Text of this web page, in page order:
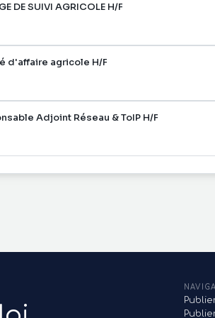
DE SUIVI AGRICOLE H/F
d'affaire agricole H/F
Adjoint Réseau & ToIP H/F